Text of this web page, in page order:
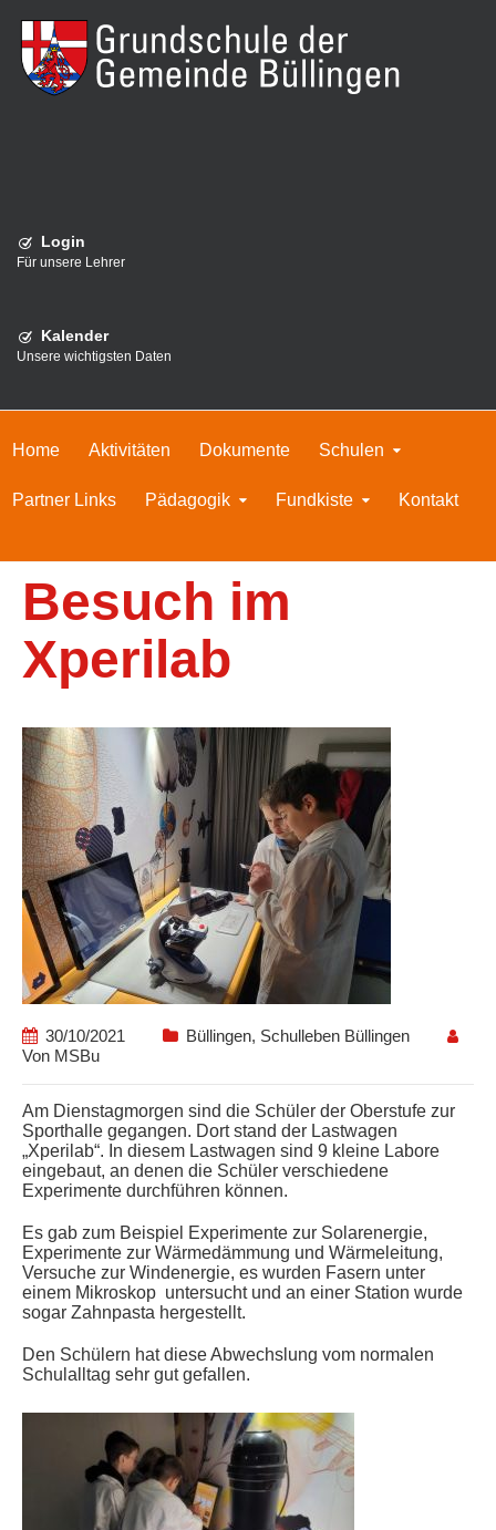
Login
Für unsere Lehrer
Kalender
Unsere wichtigsten Daten
Home Aktivitäten Dokumente Schulen
Partner Links Pädagogik Fundkiste Kontakt
Besuch im
Xperilab
30/10/2021 Büllingen, Schulleben Büllingen
Von MSBu
Am Dienstagmorgen sind die Schüler der Oberstufe zur
Sporthalle gegangen. Dort stand der Lastwagen
„Xperilab“. In diesem Lastwagen sind 9 kleine Labore
eingebaut, an denen die Schüler verschiedene
Experimente durchführen können.
Es gab zum Beispiel Experimente zur Solarenergie,
Experimente zur Wärmedämmung und Wärmeleitung,
Versuche zur Windenergie, es wurden Fasern unter
einem Mikroskop untersucht und an einer Station wurde
sogar Zahnpasta hergestellt.
Den Schülern hat diese Abwechslung vom normalen
Schulalltag sehr gut gefallen.